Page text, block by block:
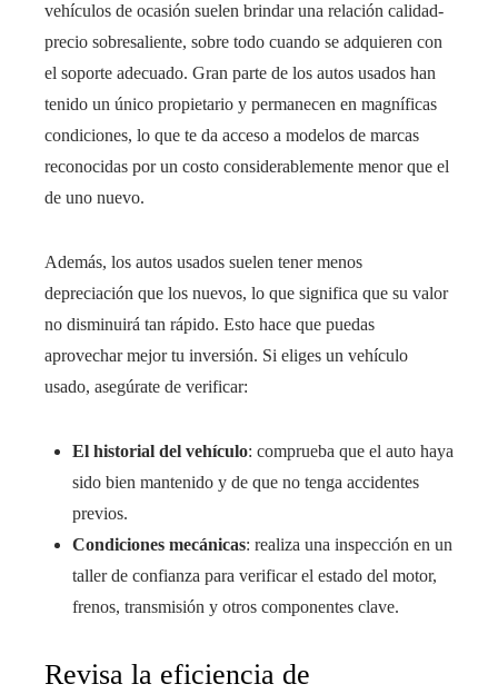
vehículos de ocasión suelen brindar una relación calidad-
precio sobresaliente, sobre todo cuando se adquieren con
el soporte adecuado. Gran parte de los autos usados han
tenido un único propietario y permanecen en magníficas
condiciones, lo que te da acceso a modelos de marcas
reconocidas por un costo considerablemente menor que el
de uno nuevo.
Además, los autos usados suelen tener menos
depreciación que los nuevos, lo que significa que su valor
no disminuirá tan rápido. Esto hace que puedas
aprovechar mejor tu inversión. Si eliges un vehículo
usado, asegúrate de verificar:
El historial del vehículo: comprueba que el auto haya
sido bien mantenido y de que no tenga accidentes
previos.
Condiciones mecánicas: realiza una inspección en un
taller de confianza para verificar el estado del motor,
frenos, transmisión y otros componentes clave.
Revisa la eficiencia de